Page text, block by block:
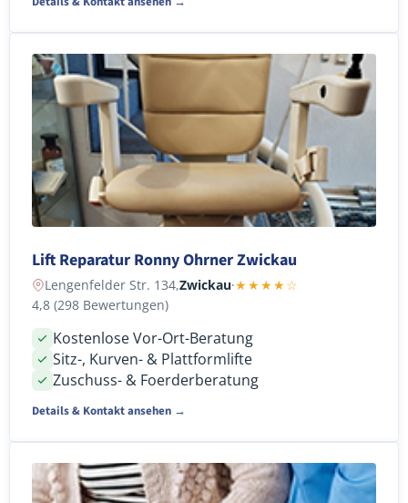
Lift Reparatur Ronny Ohrner Zwickau
Lengenfelder Str. 134,Zwickau·★★★★☆
4,8 (298 Bewertungen)
Kostenlose Vor-Ort-Beratung
Sitz-, Kurven- & Plattformlifte
Zuschuss- & Foerderberatung
Details & Kontakt ansehen →